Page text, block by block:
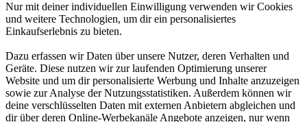
Nur mit deiner individuellen Einwilligung verwenden wir Cookies
und weitere Technologien, um dir ein personalisiertes
Einkaufserlebnis zu bieten.
Dazu erfassen wir Daten über unsere Nutzer, deren Verhalten und
Geräte. Diese nutzen wir zur laufenden Optimierung unserer
Website und um dir personalisierte Werbung und Inhalte anzuzeigen
sowie zur Analyse der Nutzungsstatistiken. Außerdem können wir
deine verschlüsselten Daten mit externen Anbietern abgleichen und
dir über deren Online-Werbekanäle Angebote anzeigen, nur wenn